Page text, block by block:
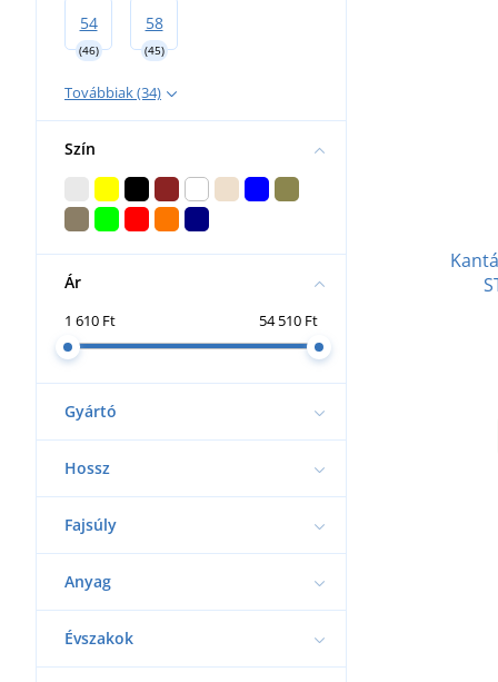
54
(46)
58
(45)
Továbbiak (34)
Szín
Ár
1 610 Ft 54 510 Ft
Gyártó
Hossz
Fajsúly
Anyag
Évszakok